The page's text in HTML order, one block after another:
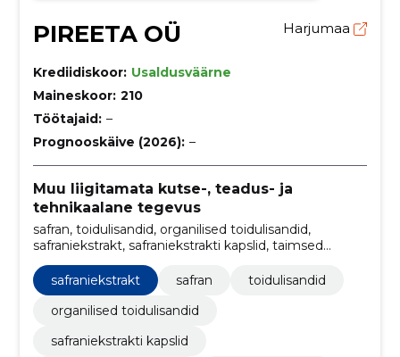
PIREETA OÜ Harjumaa
Krediidiskoor: Usaldusväärne
Maineskoor: 210
Töötajaid: –
Prognooskäive (2026): –
Muu liigitamata kutse-, teadus- ja
tehnikaalane tegevus
safran, toidulisandid, organilised toidulisandid,
safraniekstrakt, safraniekstrakti kapslid, taimsed
tervisetooted, zinzino
safraniekstrakt safran
toidulisandid
organilised toidulisandid
safraniekstrakti kapslid